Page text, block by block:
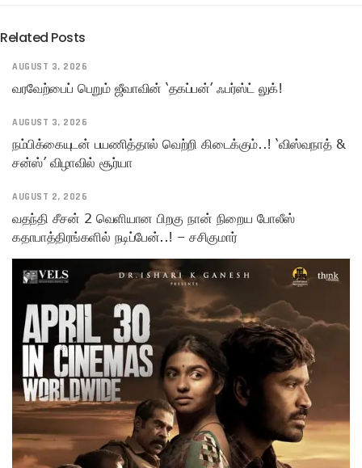
Related Posts
AUGUST 3, 2026
வரவேற்பைப் பெறும் ஜீவாவின் ‘தகப்பன்’ ஃபர்ஸ்ட் லுக்!
AUGUST 3, 2026
நம்பிக்கையுடன் பயணித்தால் வெற்றி கிடைக்கும்..! ‘விஸ்வநாத் &
சன்ஸ்’ விழாவில் சூர்யா
AUGUST 2, 2026
வதந்தி சீசன் 2 வெளியான பிறகு நான் நிறைய போலீஸ்
கதாபாத்திரங்களில் நடிப்பேன்..! – சசிகுமார்